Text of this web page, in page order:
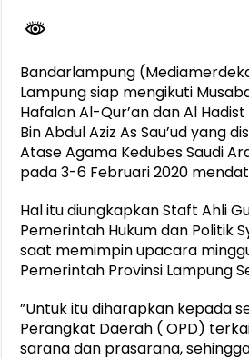
Purnama Wulan Sari Mirza Buka
Bandarlampung
Lampung siap mengikuti
Hafalan Al-Qur’an dan Al
Bin Abdul Aziz As Sau’ud yang
Atase Agama Kedubes Saudi
pada 3-6 Februari 2020
Hal itu diungkapkan Staft Ahli
Pemerintah Hukum dan Politik
saat memimpin upacara
Pemerintah Provinsi Lampung
”Untuk itu diharapkan kepada
Perangkat Daerah ( OPD)
sarana dan prasarana,